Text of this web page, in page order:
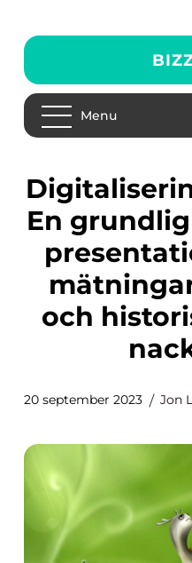
Menu
Digitalisering av företag:
En
och
20 september 2023 Jon